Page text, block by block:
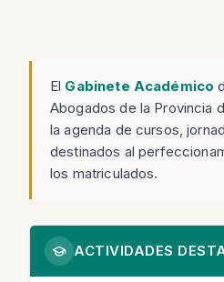
El Gabinete Académico
Abogados de la Provincia
la agenda de cursos,
destinados al
los matriculados.
ACTIVIDADES